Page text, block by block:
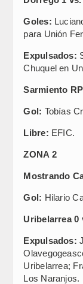
Goles:
para Unión
Expulsados:
Chuquel en
Sarmiento
Gol: Tobías
Libre: EFIC.
ZONA 2
Mostrando
Gol: Hilario
Uribelarrea 0
Expulsados:
Uribelarrea;
Los Naranjos.